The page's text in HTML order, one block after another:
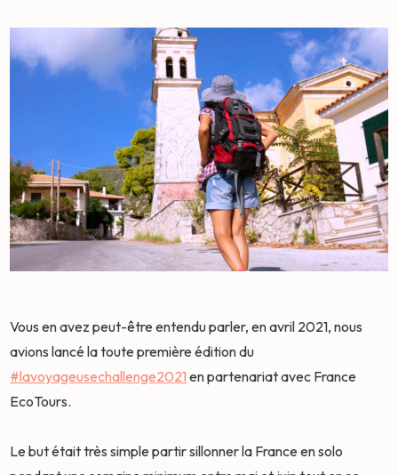
Vous en avez peut-être entendu parler, en avril 2021, nous
avions lancé la toute première édition du
#lavoyageusechallenge2021 en partenariat avec France
EcoTours.
Le but était très simple partir sillonner la France en solo